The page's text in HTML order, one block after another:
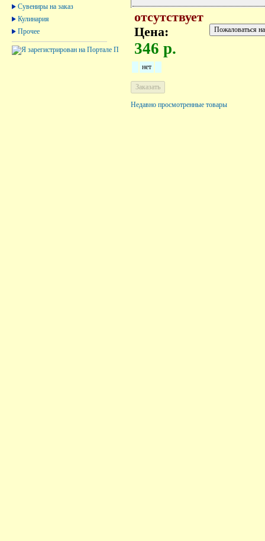
Сувениры на заказ
Кулинария
Прочее
отсутствует
Цена:
346 р.
нет
Недавно просмотренные товары